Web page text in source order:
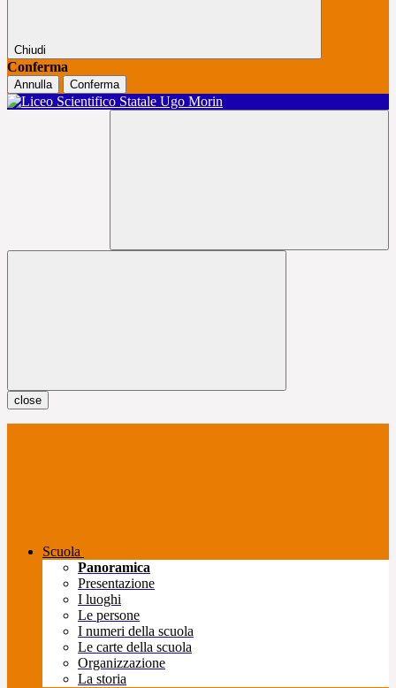
Chiudi
Conferma
Annulla Conferma
close
Scuola
Panoramica
Presentazione
I luoghi
Le persone
I numeri della scuola
Le carte della scuola
Organizzazione
La storia